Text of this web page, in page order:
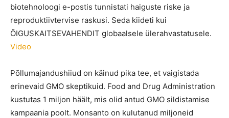
biotehnoloogi e-postis tunnistati haiguste riske ja
reproduktiivtervise raskusi. Seda kiideti kui
ÕIGUSKAITSEVAHENDIT globaalsele ülerahvastatusele.
Video
Põllumajandushiiud on käinud pika tee, et vaigistada
erinevaid GMO skeptikuid. Food and Drug Administration
kustutas 1 miljon häält, mis olid antud GMO sildistamise
kampaania poolt. Monsanto on kulutanud miljoneid